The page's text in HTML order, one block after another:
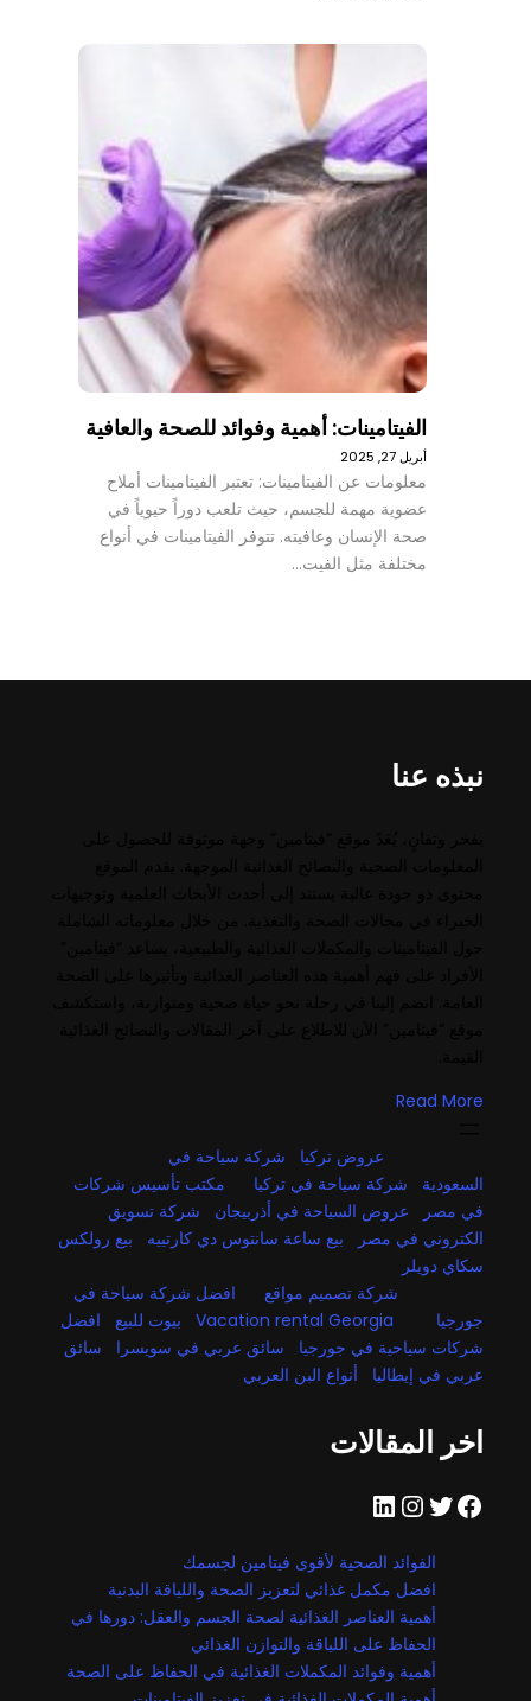
الفيتامينات: أهمية وفوائد للصحة والعافية
أبريل 27, 2025
معلومات عن الفيتامينات: تعتبر الفيتامينات أملاح
عضوية مهمة للجسم، حيث تلعب دوراً حيوياً في
صحة الإنسان وعافيته. تتوفر الفيتامينات في أنواع
مختلفة مثل الفيت…
نبذه عنا
Read More
عروض تركيا
شركة سياحة في
السعودية
شركة سياحة في تركيا
مكتب تأسيس شركات
في مصر
عروض السياحة في أذربيجان
شركة تسويق
الكتروني في مصر
بيع ساعة سانتوس دي كارتييه
بيع رولكس
سكاي دويلر
شركة تصميم مواقع
افضل شركة سياحة في
جورجيا
Vacation rental Georgia بيوت للبيع
افضل
شركات سياحية في جورجيا
سائق عربي في سويسرا
سائق
عربي في إيطاليا
أنواع البن العربي
اخر المقالات
فيسبوك تويتر إنستجرام لينكد إن
الفوائد الصحية لأقوى فيتامين لجسمك
افضل مكمل غذائي لتعزيز الصحة واللياقة البدنية
أهمية العناصر الغذائية لصحة الجسم والعقل: دورها في
الحفاظ على اللياقة والتوازن الغذائي
أهمية وفوائد المكملات الغذائية في الحفاظ على الصحة